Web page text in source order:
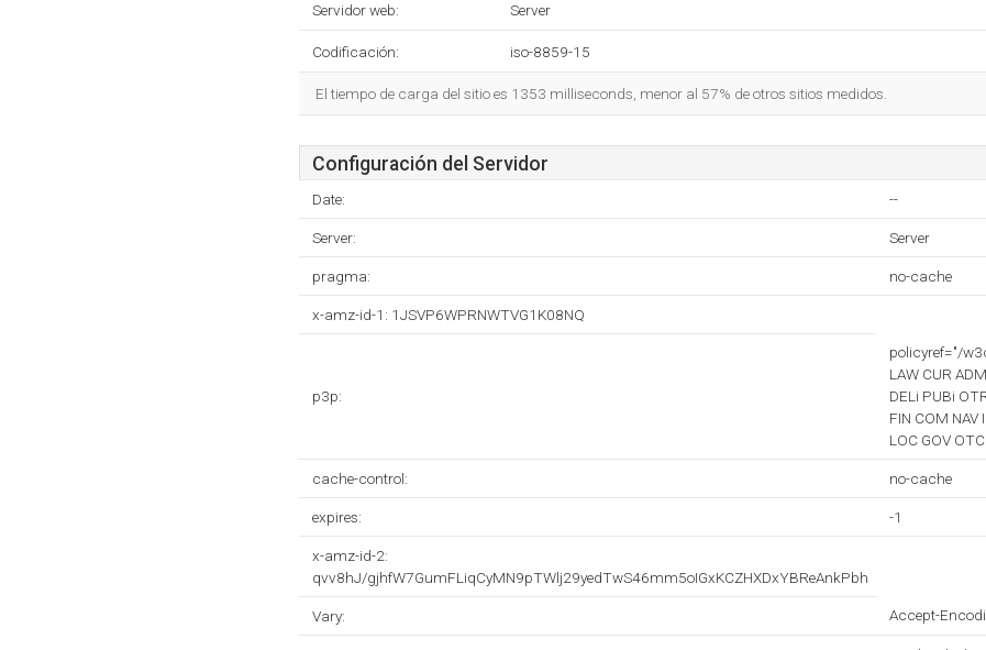
Servidor web: Server
Codificación: iso-8859-15
El tiempo de carga del sitio es 1353 milliseconds, menor al 57% de otros sitios medidos.
Configuración del Servidor
Date: --
Server: Server
pragma: no-cache
x-amz-id-1: 1JSVP6WPRNWTVG1K08NQ
p3p:
policyref="/
LAW CUR
DELi PUBi
FIN COM NAV
LOC GOV OTC
cache-control: no-cache
expires: -1
x-amz-id-2:
qvv8hJ/gjhfW7GumFLiqCyMN9pTWlj29yedTwS46mm5oIGxKCZHXDxYBReAnkPbh
Vary: Accept-